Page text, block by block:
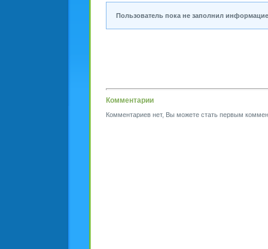
Пользователь пока не заполнил
Комментарии
Комментариев нет, Вы можете стать первым